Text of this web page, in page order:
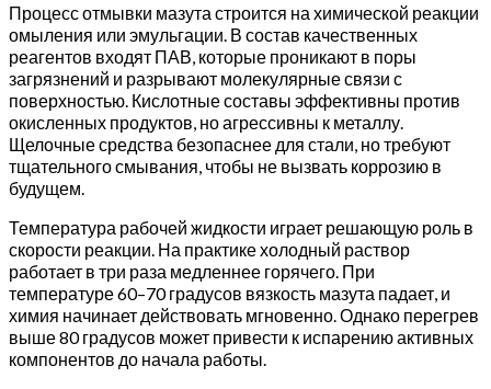
Процесс отмывки мазута строится на химической реакции
омыления или эмульгации. В состав качественных
реагентов входят ПАВ, которые проникают в поры
загрязнений и разрывают молекулярные связи с
поверхностью. Кислотные составы эффективны против
окисленных продуктов, но агрессивны к металлу.
Щелочные средства безопаснее для стали, но требуют
тщательного смывания, чтобы не вызвать коррозию в
будущем.
Температура рабочей жидкости играет решающую роль в
скорости реакции. На практике холодный раствор
работает в три раза медленнее горячего. При
температуре 60–70 градусов вязкость мазута падает, и
химия начинает действовать мгновенно. Однако перегрев
выше 80 градусов может привести к испарению активных
компонентов до начала работы.